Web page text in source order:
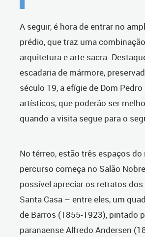
A seguir, é hora de entrar no
prédio, que traz uma
arquitetura e arte sacra.
escadaria de mármore,
século 19, a efígie de Dom
artísticos, que poderão ser
quando a visita segue para o
No térreo, estão três espaços do
percurso começa no Salão
possível apreciar os retratos
Santa Casa – entre eles, um
de Barros (1855-1923), pintado
paranaense Alfredo Andersen